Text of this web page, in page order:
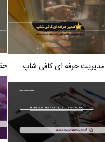
مدیریت حرفه ای کافی شاپ